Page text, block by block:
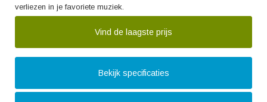
verliezen in je favoriete muziek.
Vind de laagste prijs
Bekijk specificaties